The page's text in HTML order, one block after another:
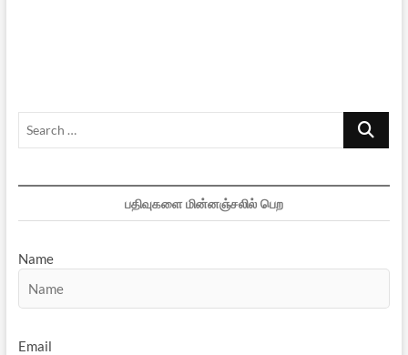
மனோபாவம்!
Search
பதிவுகளை மின்னஞ்சலில் பெற
Name
Email